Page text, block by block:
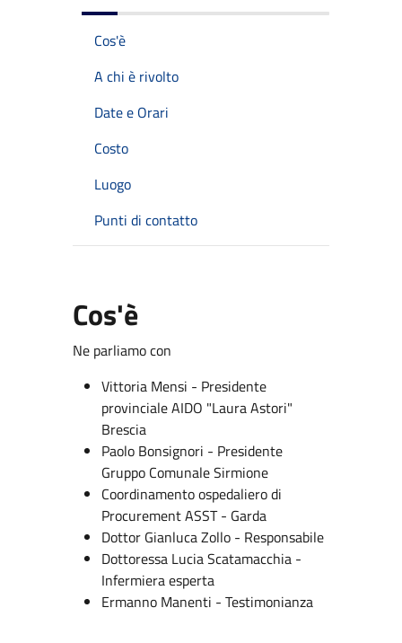
Cos'è
A chi è rivolto
Date e Orari
Costo
Luogo
Punti di contatto
Cos'è
Ne parliamo con
Vittoria Mensi - Presidente
provinciale AIDO "Laura Astori"
Brescia
Paolo Bonsignori - Presidente
Gruppo Comunale Sirmione
Coordinamento ospedaliero di
Procurement ASST - Garda
Dottor Gianluca Zollo - Responsabile
Dottoressa Lucia Scatamacchia -
Infermiera esperta
Ermanno Manenti - Testimonianza